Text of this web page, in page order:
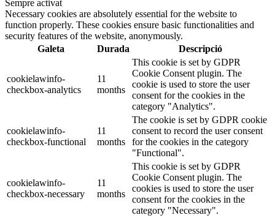
Sempre activat
Necessary cookies are absolutely essential for the website to
function properly. These cookies ensure basic functionalities and
security features of the website, anonymously.
Galeta
Durada Descripció
cookielawinfo-
checkbox-analytics
11
months
This cookie is set by GDPR
Cookie Consent plugin. The
cookie is used to store the user
consent for the cookies in the
category "Analytics".
cookielawinfo-
checkbox-functional
11
months
The cookie is set by GDPR cookie
consent to record the user consent
for the cookies in the category
"Functional".
cookielawinfo-
checkbox-necessary
11
months
This cookie is set by GDPR
Cookie Consent plugin. The
cookies is used to store the user
consent for the cookies in the
category "Necessary".